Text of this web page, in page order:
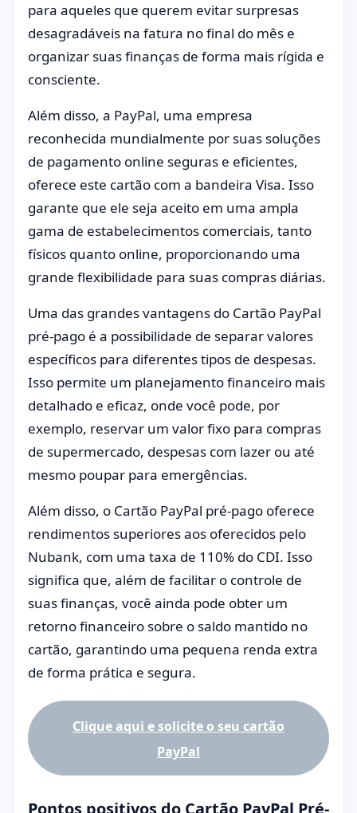
para aqueles que querem evitar surpresas
desagradáveis na fatura no final do mês e
organizar suas finanças de forma mais rígida e
consciente.
Além disso, a PayPal, uma empresa
reconhecida mundialmente por suas soluções
de pagamento online seguras e eficientes,
oferece este cartão com a bandeira Visa. Isso
garante que ele seja aceito em uma ampla
gama de estabelecimentos comerciais, tanto
físicos quanto online, proporcionando uma
grande flexibilidade para suas compras diárias.
Uma das grandes vantagens do Cartão PayPal
pré-pago é a possibilidade de separar valores
específicos para diferentes tipos de despesas.
Isso permite um planejamento financeiro mais
detalhado e eficaz, onde você pode, por
exemplo, reservar um valor fixo para compras
de supermercado, despesas com lazer ou até
mesmo poupar para emergências.
Além disso, o Cartão PayPal pré-pago oferece
rendimentos superiores aos oferecidos pelo
Nubank, com uma taxa de 110% do CDI. Isso
significa que, além de facilitar o controle de
suas finanças, você ainda pode obter um
retorno financeiro sobre o saldo mantido no
cartão, garantindo uma pequena renda extra
de forma prática e segura.
Clique aqui e solicite o seu cartão
PayPal
Pontos positivos do Cartão PayPal Pré-